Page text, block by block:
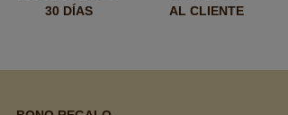
30 DÍAS
AL CLIENTE